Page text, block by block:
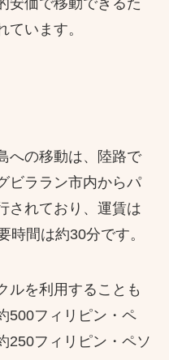
います。
への移動は、陸路で
ビララン市内からパ
されており、運賃は
時間は約30分です。
ルを利用することも
500フィリピン・ペ
250フィリピン・ペソ